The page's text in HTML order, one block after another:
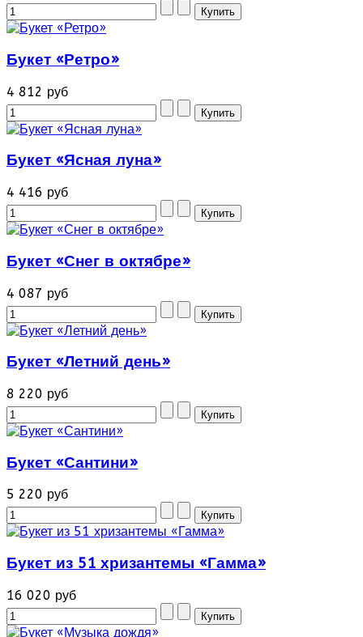
Букет «Ретро»
4 812 руб
Букет «Ясная луна»
4 416 руб
Букет «Снег в октябре»
4 087 руб
Букет «Летний день»
8 220 руб
Букет «Сантини»
5 220 руб
Букет из 51 хризантемы «Гамма»
16 020 руб